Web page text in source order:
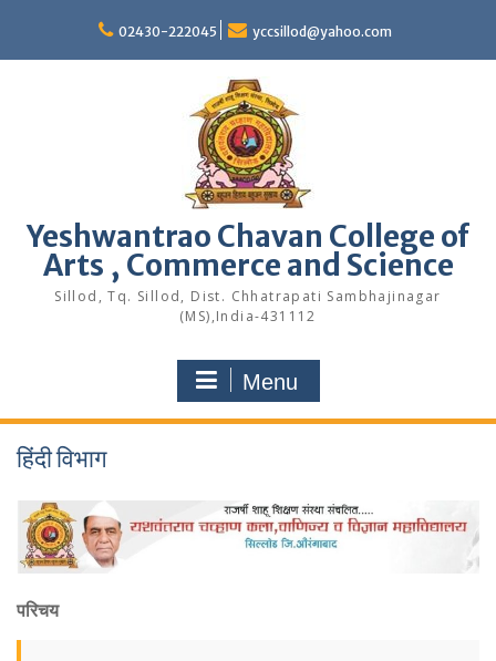
content
02430-222045 yccsillod@yahoo.com
Yeshwantrao Chavan College of
Arts , Commerce and Science
Sillod, Tq. Sillod, Dist. Chhatrapati Sambhajinagar
(MS),India-431112
Menu
हिंदी विभाग
परिचय